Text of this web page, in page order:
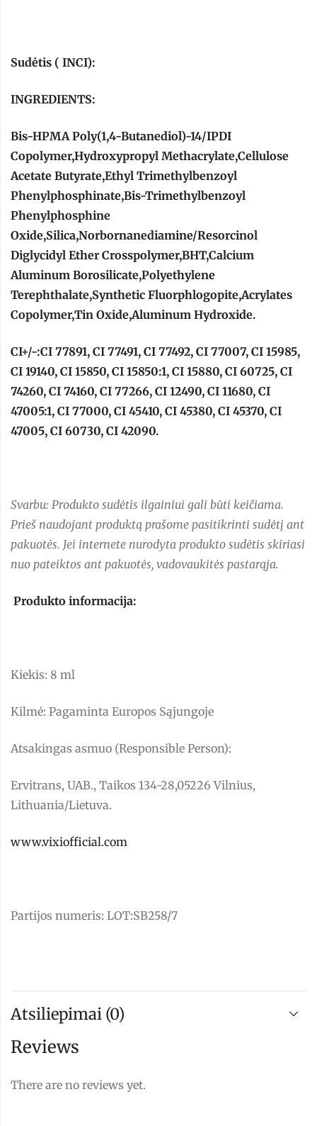
Sudėtis ( INCI):
INGREDIENTS:
Bis-HPMA Poly(1,4-Butanediol)-14/IPDI
Copolymer,Hydroxypropyl Methacrylate,Cellulose
Acetate Butyrate,Ethyl Trimethylbenzoyl
Phenylphosphinate,Bis-Trimethylbenzoyl
Phenylphosphine
Oxide,Silica,Norbornanediamine/Resorcinol
Diglycidyl Ether Crosspolymer,BHT,Calcium
Aluminum Borosilicate,Polyethylene
Terephthalate,Synthetic Fluorphlogopite,Acrylates
Copolymer,Tin Oxide,Aluminum Hydroxide.
CI+/-:CI 77891, CI 77491, CI 77492, CI 77007, CI 15985,
CI 19140, CI 15850, CI 15850:1, CI 15880, CI 60725, CI
74260, CI 74160, CI 77266, CI 12490, CI 11680, CI
47005:1, CI 77000, CI 45410, CI 45380, CI 45370, CI
47005, CI 60730, CI 42090.
Svarbu: Produkto sudėtis ilgainiui gali būti keičiama.
Prieš naudojant produktą prašome pasitikrinti sudėtį ant
pakuotės. Jei internete nurodyta produkto sudėtis skiriasi
nuo pateiktos ant pakuotės, vadovaukitės pastarąja.
Produkto informacija:
Kiekis: 8 ml
Kilmė: Pagaminta Europos Sąjungoje
Atsakingas asmuo (Responsible Person):
Ervitrans, UAB., Taikos 134-28,05226 Vilnius,
Lithuania/Lietuva.
www.vixiofficial.com
Partijos numeris: LOT:SB258/7
Atsiliepimai (0)
Reviews
There are no reviews yet.